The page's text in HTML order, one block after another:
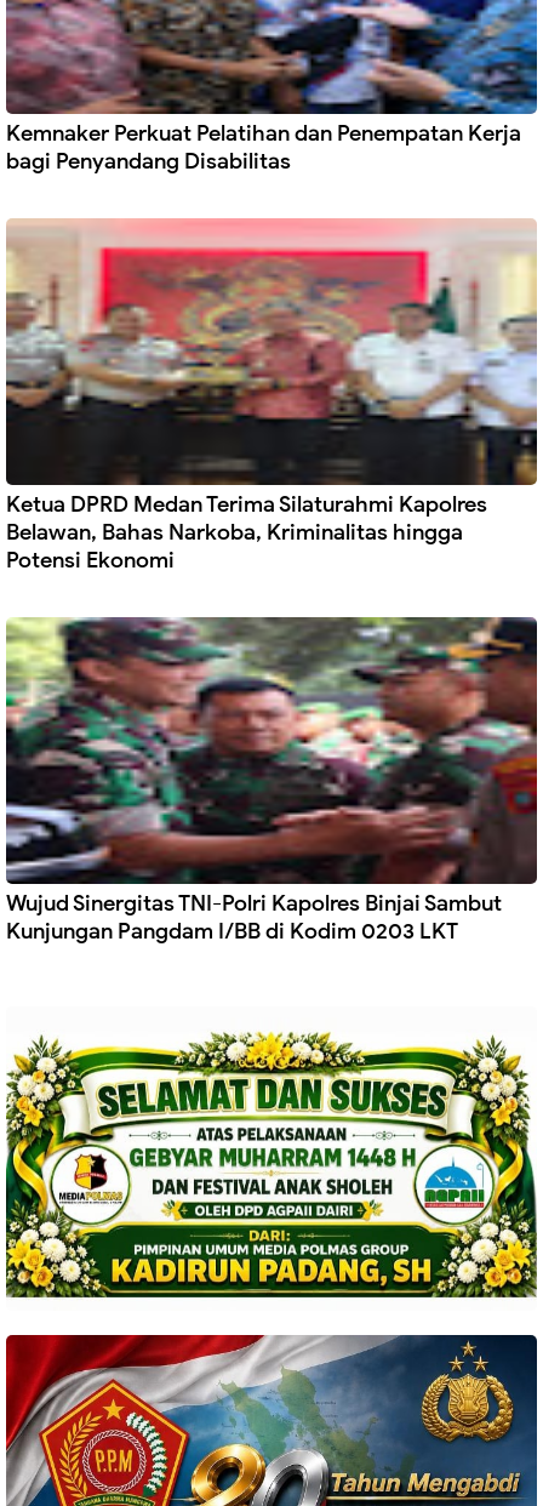
Kemnaker Perkuat Pelatihan dan Penempatan Kerja
bagi Penyandang Disabilitas
Ketua DPRD Medan Terima Silaturahmi Kapolres
Belawan, Bahas Narkoba, Kriminalitas hingga
Potensi Ekonomi
Wujud Sinergitas TNI-Polri Kapolres Binjai Sambut
Kunjungan Pangdam I/BB di Kodim 0203 LKT